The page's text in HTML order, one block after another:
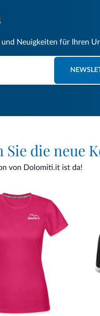
Neuigkeiten für Ihren
Sie die neue
von Dolomiti.it ist da!